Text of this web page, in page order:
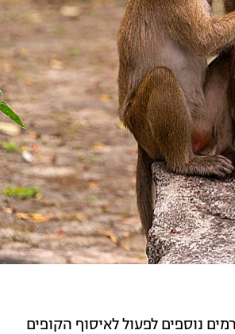
נוספים לפעול לאיסוף הקופים